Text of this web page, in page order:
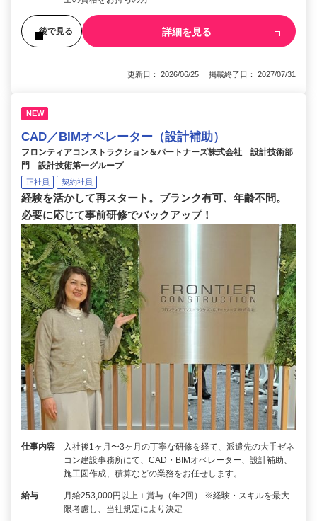
後で見る 詳細を見る
更新日： 2026/06/25 掲載終了日： 2027/07/31
NEW
CAD／BIMオペレーター（設計補助）
フロンティアコンストラクション＆パートナーズ株式会社 設計技術部
門 設計技術第一グループ
正社員 契約社員
経験を活かして再スタート。ブランク有可、年齢不問。
必要に応じて事前研修でバックアップ！
仕事内容
入社後1ヶ月〜3ヶ月の丁寧な研修を経て、派遣先の大手ゼネ
コン建設事務所にて、CAD・BIMオペレーター、設計補助、
施工図作成、積算などの業務をお任せします。 …
給与
月給253,000円以上＋賞与（年2回） ※経験・スキルを最大
限考慮し、当社規定により決定